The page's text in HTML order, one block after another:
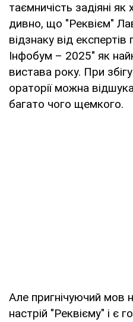
таємничість задіяні як
дивно, що "Реквієм"
відзнаку від експертів
Інфобум – 2025" як
вистава року. При збігу
ораторії можна
багато чого щемкого.
Але пригнічуючий мов
настрій "Реквієму" і є